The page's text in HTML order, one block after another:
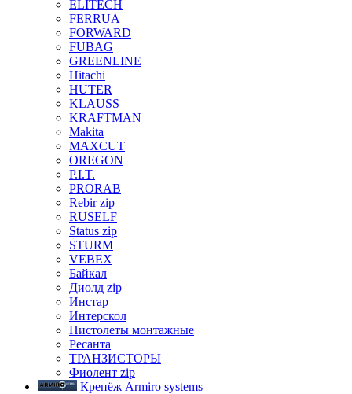
ELITECH
FERRUA
FORWARD
FUBAG
GREENLINE
Hitachi
HUTER
KLAUSS
KRAFTMAN
Makita
MAXCUT
OREGON
P.I.T.
PRORAB
Rebir zip
RUSELF
Status zip
STURM
VEBEX
Байкал
Диолд zip
Инстар
Интерскол
Пистолеты монтажные
Ресанта
ТРАНЗИСТОРЫ
Фиолент zip
Крепёж Armiro systems